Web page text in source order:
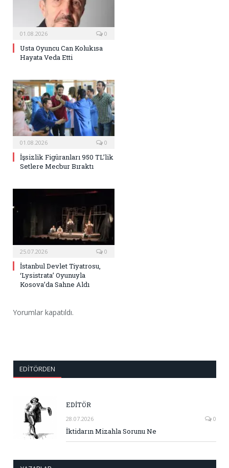
01.08.2026 0
Usta Oyuncu Can Kolukısa
Hayata Veda Etti
01.08.2026 0
İşsizlik Figüranları 950 TL’lik
Setlere Mecbur Bıraktı
25.07.2026 0
İstanbul Devlet Tiyatrosu,
‘Lysistrata’ Oyunuyla
Kosova’da Sahne Aldı
Yorumlar kapatıldı.
EDITÖRDEN
EDİTÖR
28.07.2026 0
İktidarın Mizahla Sorunu Ne